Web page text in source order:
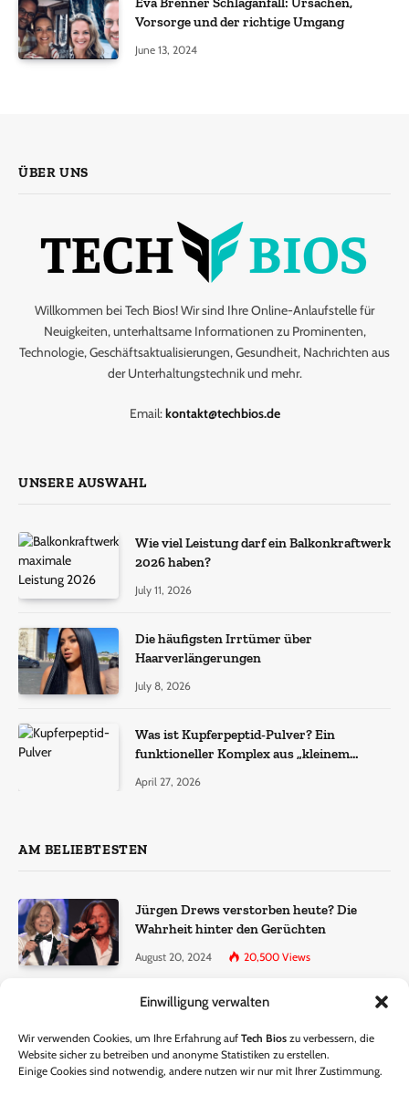
Einwilligung verwalten
Wir verwenden Cookies, um Ihre Erfahrung auf Tech Bios zu verbessern, die
Website sicher zu betreiben und anonyme Statistiken zu erstellen.
Einige Cookies sind notwendig, andere nutzen wir nur mit Ihrer Zustimmung.
Vorsorge und der richtige Umgang
June 13, 2024
ÜBER UNS
Willkommen bei Tech Bios! Wir sind Ihre Online-Anlaufstelle für
Neuigkeiten, unterhaltsame Informationen zu Prominenten,
Technologie, Geschäftsaktualisierungen, Gesundheit, Nachrichten aus
der Unterhaltungstechnik und mehr.
Email:kontakt@techbios.de
UNSERE AUSWAHL
Wie viel Leistung darf ein Balkonkraftwerk
2026 haben?
July 11, 2026
Die häufigsten Irrtümer über
Haarverlängerungen
July 8, 2026
Was ist Kupferpeptid-Pulver? Ein
funktioneller Komplex aus „kleinem
April 27, 2026
AM BELIEBTESTEN
Jürgen Drews verstorben heute? Die
Wahrheit hinter den Gerüchten
August 20, 2024 20,500 Views
Ralf Dammasch Traueranzeige:
June 26, 2024 13,286Views